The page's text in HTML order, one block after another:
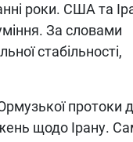
роки. США та
За словами
стабільності,
протоки
щодо Ірану.